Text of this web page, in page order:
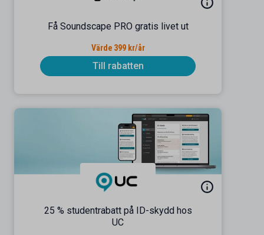
Få Soundscape PRO gratis livet ut
Värde 399 kr/år
Till rabatten
25 % studentrabatt på ID-skydd hos
UC